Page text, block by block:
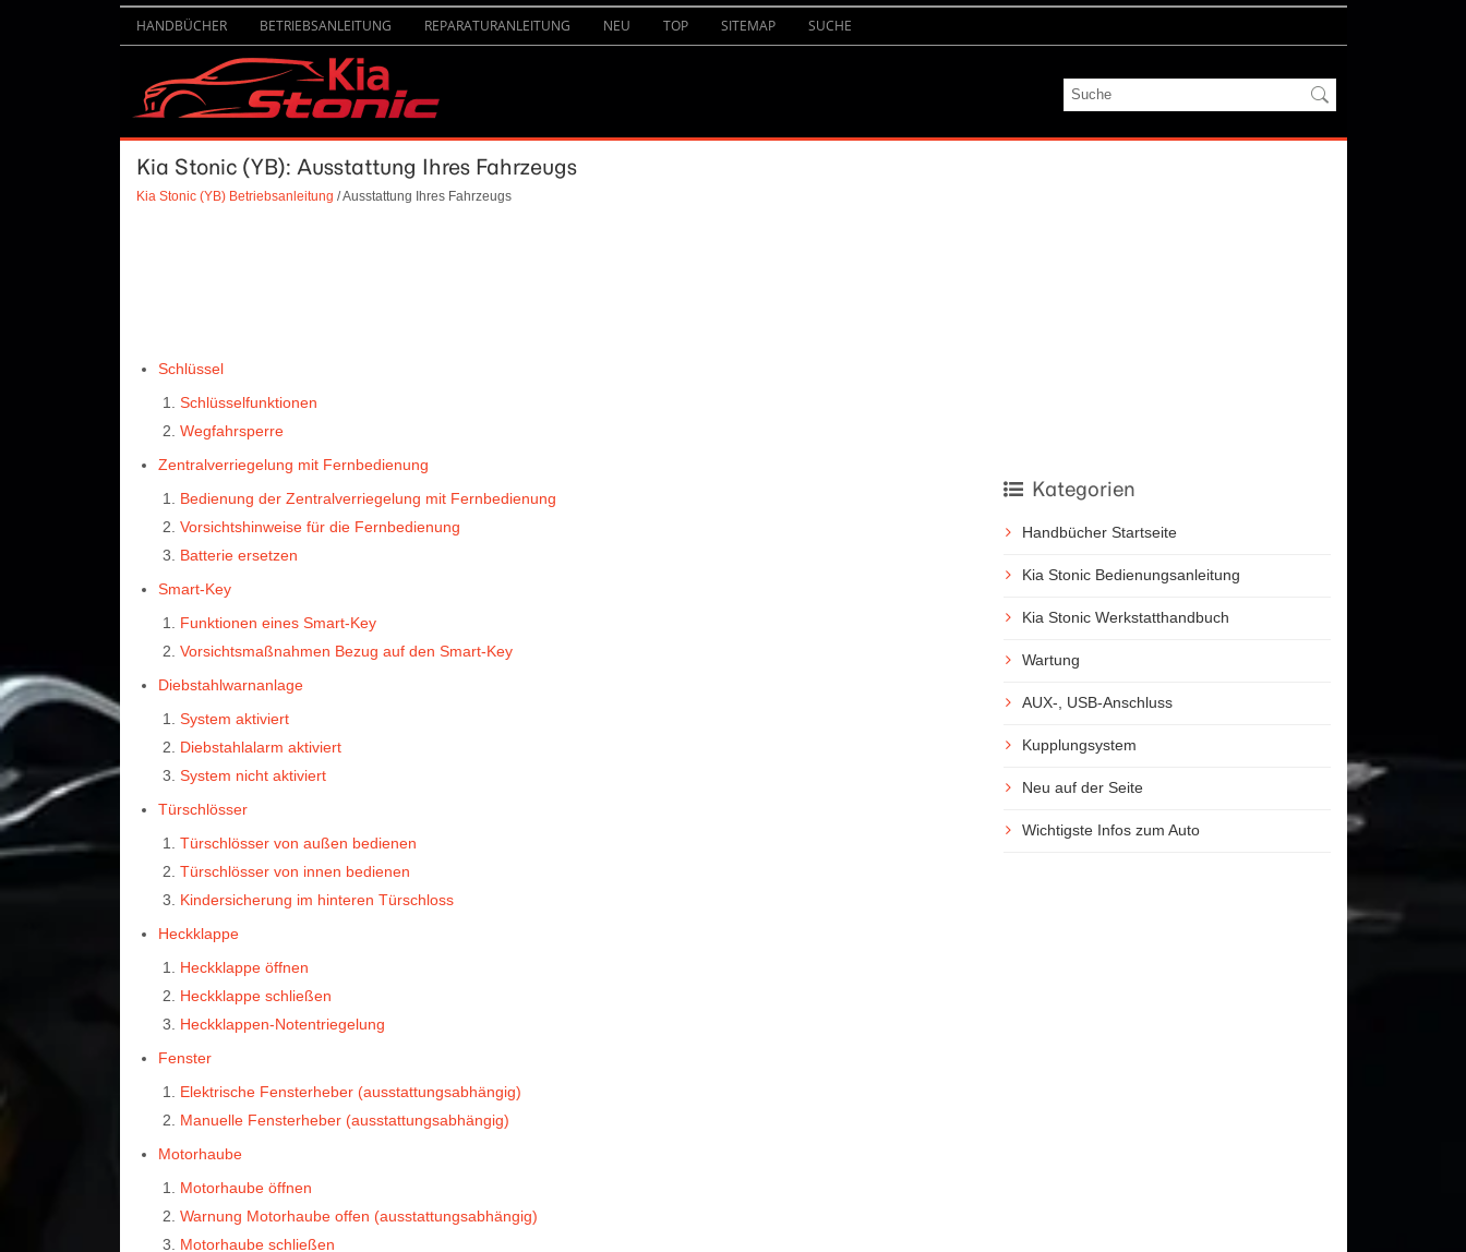
HANDBÜCHER BETRIEBSANLEITUNG REPARATURANLEITUNG NEU TOP SITEMAP SUCHE
Kia Stonic (YB): Ausstattung Ihres Fahrzeugs
Kia Stonic (YB) Betriebsanleitung / Ausstattung Ihres Fahrzeugs
Schlüssel
Schlüsselfunktionen
Wegfahrsperre
Zentralverriegelung mit Fernbedienung
Bedienung der Zentralverriegelung mit Fernbedienung
Vorsichtshinweise für die Fernbedienung
Batterie ersetzen
Smart-Key
Funktionen eines Smart-Key
Vorsichtsmaßnahmen Bezug auf den Smart-Key
Diebstahlwarnanlage
System aktiviert
Diebstahlalarm aktiviert
System nicht aktiviert
Türschlösser
Türschlösser von außen bedienen
Türschlösser von innen bedienen
Kindersicherung im hinteren Türschloss
Heckklappe
Heckklappe öffnen
Heckklappe schließen
Heckklappen-Notentriegelung
Fenster
Elektrische Fensterheber (ausstattungsabhängig)
Manuelle Fensterheber (ausstattungsabhängig)
Motorhaube
Motorhaube öffnen
Warnung Motorhaube offen (ausstattungsabhängig)
Motorhaube schließen
Kategorien
Handbücher Startseite
Kia Stonic Bedienungsanleitung
Kia Stonic Werkstatthandbuch
Wartung
AUX-, USB-Anschluss
Kupplungsystem
Neu auf der Seite
Wichtigste Infos zum Auto